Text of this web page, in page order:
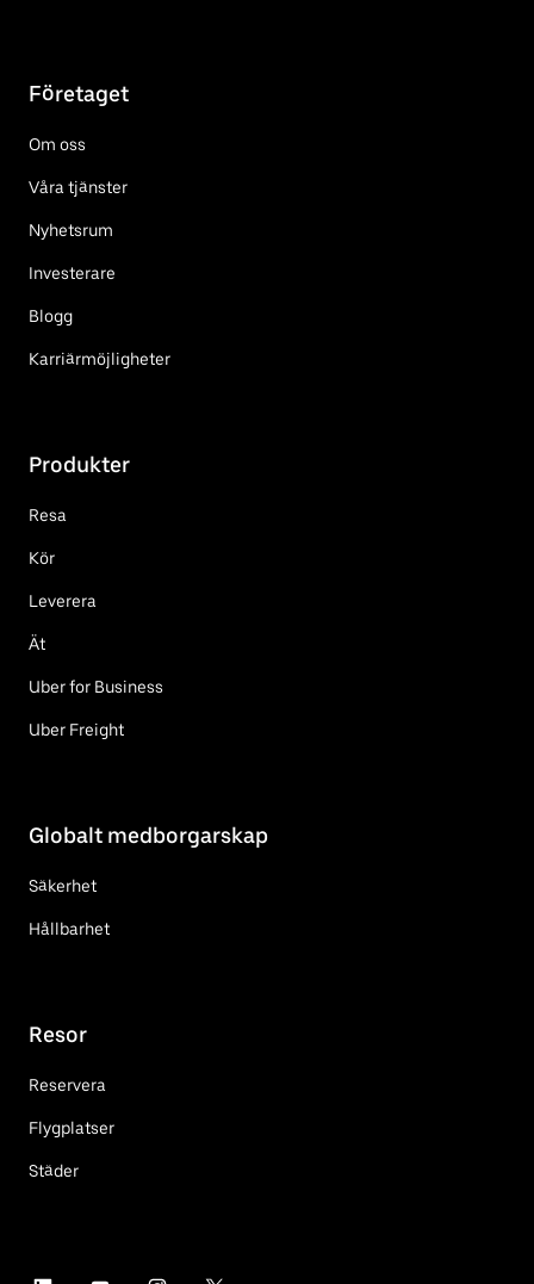
Företaget
Om oss
Våra tjänster
Nyhetsrum
Investerare
Blogg
Karriärmöjligheter
Produkter
Resa
Kör
Leverera
Ät
Uber for Business
Uber Freight
Globalt medborgarskap
Säkerhet
Hållbarhet
Resor
Reservera
Flygplatser
Städer